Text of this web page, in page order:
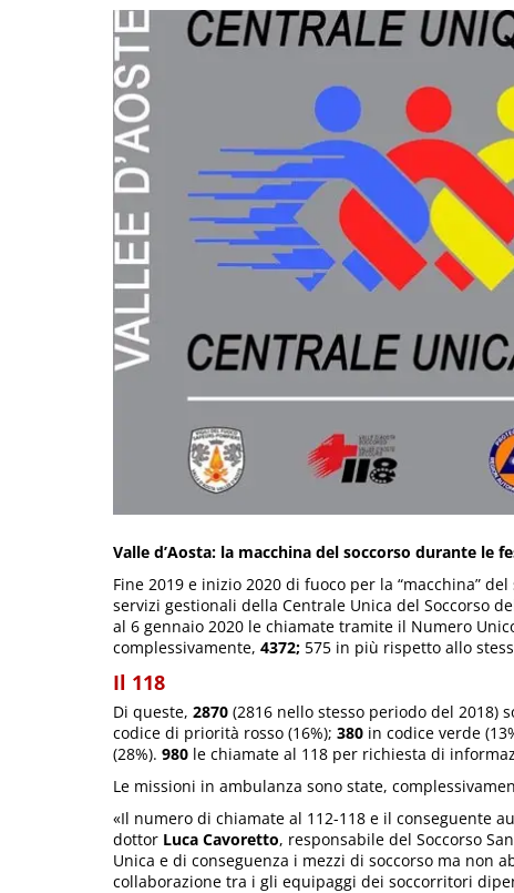
Valle d’Aosta: la macchina del soccorso durante le
Fine 2019 e inizio 2020 di fuoco per la “macchina”
servizi gestionali della Centrale Unica del Soccorso
al 6 gennaio 2020 le chiamate tramite il Numero
complessivamente, 4372; 575 in più rispetto allo
Il 118
Di queste, 2870 (2816 nello stesso periodo del 2018)
codice di priorità rosso (16%); 380 in codice verde
(28%). 980 le chiamate al 118 per richiesta di
Le missioni in ambulanza sono state,
«Il numero di chiamate al 112-118 e il conseguente
dottor Luca Cavoretto, responsabile del Soccorso
Unica e di conseguenza i mezzi di soccorso ma non
collaborazione tra i gli equipaggi dei soccorritori